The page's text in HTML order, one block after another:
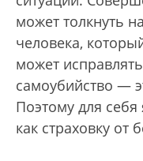
может толкнуть
человека,
может
самоубийство —
Поэтому для
как страховку от